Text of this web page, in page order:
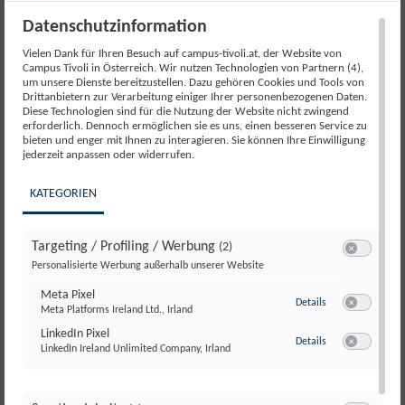
Veranstaltungsort: Vienna Insurance Group |
Schottenring 30, 1010 Wien
Zum ersten Jahrestag der Bundesregierung 2026 ist
Bundeskanzler Christian Stocker zu Gast im Live-
Podcast-Format„Für uns in der Regierung, mit uns
im Gespräch“.
Seit einem Jahr trägt die Bundesregierung
Verantwortung für Österreich.
Regierungsjahr war geprägt von politischen
Weichenstellungen für die Zukunft unseres Landes.
Im Rahmen dieser politischen Veranstaltung ziehen wir
gemeinsam eine erste Bilanz und sprechen über:
umgesetzte Maßnahmen und zentrale
Datenschutzinformation
Vielen Dank für Ihren Besuch auf campus-tivoli.at, der Website von
Campus Tivoli in Österreich. Wir nutzen Technologien von Partnern (4),
um unsere Dienste bereitzustellen. Dazu gehören Cookies und Tools von
Drittanbietern zur Verarbeitung einiger Ihrer personenbezogenen Daten.
Diese Technologien sind für die Nutzung der Website nicht zwingend
erforderlich. Dennoch ermöglichen sie es uns, einen besseren Service zu
bieten und enger mit Ihnen zu interagieren. Sie können Ihre Einwilligung
jederzeit anpassen oder widerrufen.
KATEGORIEN
Targeting / Profiling / Werbung (2)
Personalisierte Werbung außerhalb unserer Website
Meta Pixel
Meta Platforms Ireland Ltd., Irland
Details zu Meta Pixel
LinkedIn Pixel
LinkedIn Ireland Unlimited Company, Irland
Details zu LinkedIn Pixel